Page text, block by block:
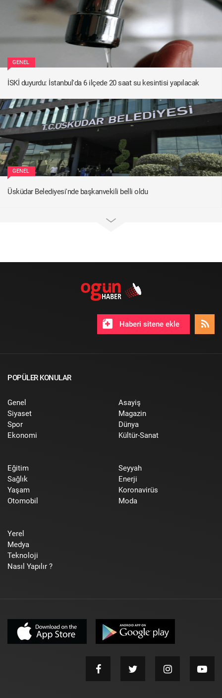
GENEL
İSKİ duyurdu: İstanbul'da 6 ilçede 20 saat su kesintisi yapılacak
GENEL
Üsküdar Belediyesi'nde başkanvekili belli oldu
Haberi sitene ekle
POPÜLER KONULAR
Genel
Siyaset
Spor
Ekonomi
Asayiş
Magazin
Dünya
Kültür-Sanat
Eğitim
Sağlık
Yaşam
Otomobil
Seyyah
Enerji
Koronavirüs
Moda
Yerel
Medya
Teknoloji
Nasıl Yapılır ?